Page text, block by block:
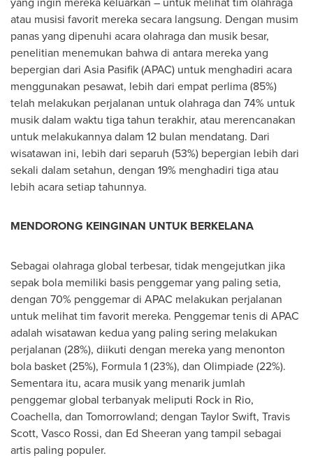
atau musisi favorit mereka secara langsung. Dengan musim
panas yang dipenuhi acara olahraga dan musik besar,
penelitian menemukan bahwa di antara mereka yang
bepergian dari Asia Pasifik (APAC) untuk menghadiri acara
menggunakan pesawat, lebih dari empat perlima (85%)
telah melakukan perjalanan untuk olahraga dan 74% untuk
musik dalam waktu tiga tahun terakhir, atau merencanakan
untuk melakukannya dalam 12 bulan mendatang. Dari
wisatawan ini, lebih dari separuh (53%) bepergian lebih dari
sekali dalam setahun, dengan 19% menghadiri tiga atau
lebih acara setiap tahunnya.
MENDORONG KEINGINAN UNTUK BERKELANA
Sebagai olahraga global terbesar, tidak mengejutkan jika
sepak bola memiliki basis penggemar yang paling setia,
dengan 70% penggemar di APAC melakukan perjalanan
untuk melihat tim favorit mereka. Penggemar tenis di APAC
adalah wisatawan kedua yang paling sering melakukan
perjalanan (28%), diikuti dengan mereka yang menonton
bola basket (25%), Formula 1 (23%), dan Olimpiade (22%).
Sementara itu, acara musik yang menarik jumlah
penggemar global terbanyak meliputi Rock in Rio,
Coachella, dan Tomorrowland; dengan Taylor Swift, Travis
Scott, Vasco Rossi, dan Ed Sheeran yang tampil sebagai
artis paling populer.